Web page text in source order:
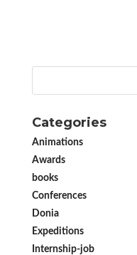
Categories
Animations
Awards
books
Conferences
Donia
Expeditions
Internship-job